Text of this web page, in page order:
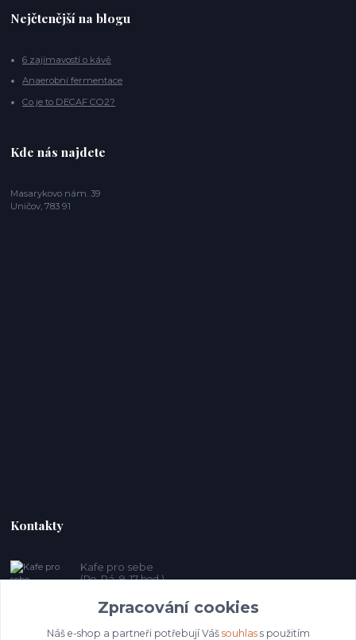
Nejčtenější na blogu
6 zajímavostí o kávě
Anaerobní fermentace
Co je to DECAF CO2?
Kde nás najdete
Masarykovo nám. 39
Uničov, 783 91
Kontakty
Kafe pro sebe
(Po-Pá, 9-17 hod.)
prosebeunicov@seznam.cz
Zpracování cookies
Náš e-shop a partneři potřebují Váš souhlass použitím